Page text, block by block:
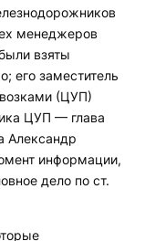
менеджеров
взяты
его заместитель
(ЦУП)
ЦУП — глава
Александр
информации,
дело по ст.